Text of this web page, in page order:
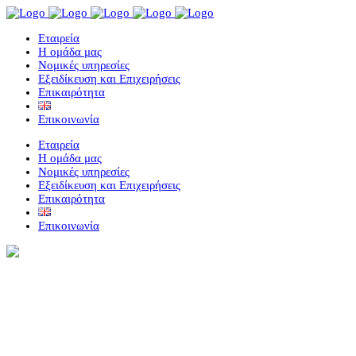
Eταιρεία
Η ομάδα μας
Νομικές υπηρεσίες
Εξειδίκευση και Επιχειρήσεις
Επικαιρότητα
Επικοινωνία
Eταιρεία
Η ομάδα μας
Νομικές υπηρεσίες
Εξειδίκευση και Επιχειρήσεις
Επικαιρότητα
Επικοινωνία